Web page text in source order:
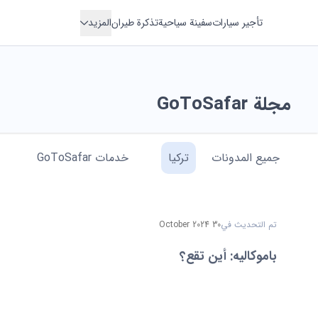
تأجير سياراتسفينة سياحيةتذكرة طيرانالمزيد
مجلة GoToSafar
جميع المدونات تركيا
قونیه
ازمیر
خدمات GoToSafar
تم التحديث في30 October 2024
باموكاليه: أين تقع؟